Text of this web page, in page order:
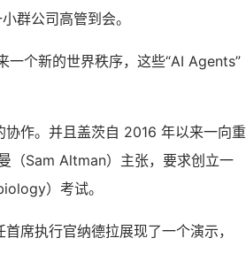
群公司高管到会。
一个新的世界秩序，这些“AI Agents”
作。并且盖茨自 2016 年以来一向重
（Sam Altman）主张，要求创立一
）考试。
席执行官纳德拉展现了一个演示，